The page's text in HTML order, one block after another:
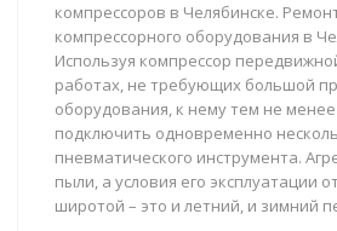
компрессоров в Челябинске.
компрессорного оборудования в
Используя компрессор
работах, не требующих большой
оборудования, к нему тем не
подключить одновременно
пневматического инструмента.
пыли, а условия его эксплуатации
широтой – это и летний, и зимний